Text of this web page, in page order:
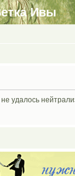
Ивы
удалось